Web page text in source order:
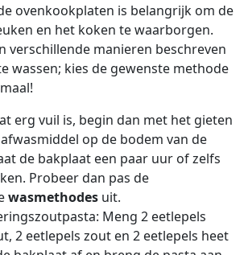
ovenkookplaten is belangrijk om de
en het koken te waarborgen.
verschillende manieren beschreven
wassen; kies de gewenste methode
erg vuil is, begin dan met het gieten
op de bodem van de
de bakplaat een paar uur of zelfs
Probeer dan pas de
wasmethodes uit.
Meng 2 eetlepels
2 eetlepels zout en 2 eetlepels heet